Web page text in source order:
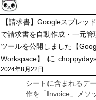
【請求書】Googleスプレッ
で請求書を自動作成・一元管
ツールを公開しました【
Workspace】
に
2024年8月22日
シートに含まれるデ
作を「Invoice」メソ